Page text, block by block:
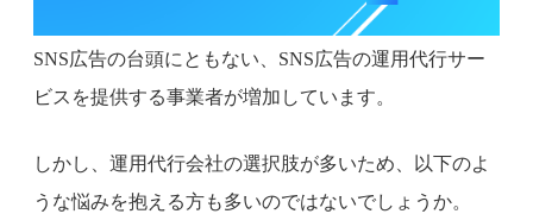
SNS広告の台頭にともない、SNS広告の運用代行サー
ビスを提供する事業者が増加しています。
しかし、運用代行会社の選択肢が多いため、以下のよ
うな悩みを抱える方も多いのではないでしょうか。